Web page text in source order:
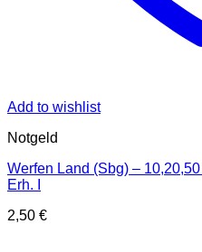
Add to wishlist
Notgeld
Werfen Land (Sbg) –
Erh. I
2,50 €